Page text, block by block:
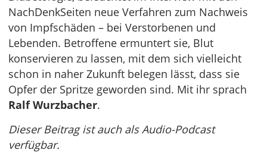
NachDenkSeiten neue Verfahren zum Nachweis
von Impfschäden – bei Verstorbenen und
Lebenden. Betroffene ermuntert sie, Blut
konservieren zu lassen, mit dem sich vielleicht
schon in naher Zukunft belegen lässt, dass sie
Opfer der Spritze geworden sind. Mit ihr sprach
Ralf Wurzbacher.
Dieser Beitrag ist auch als Audio-Podcast
verfügbar.